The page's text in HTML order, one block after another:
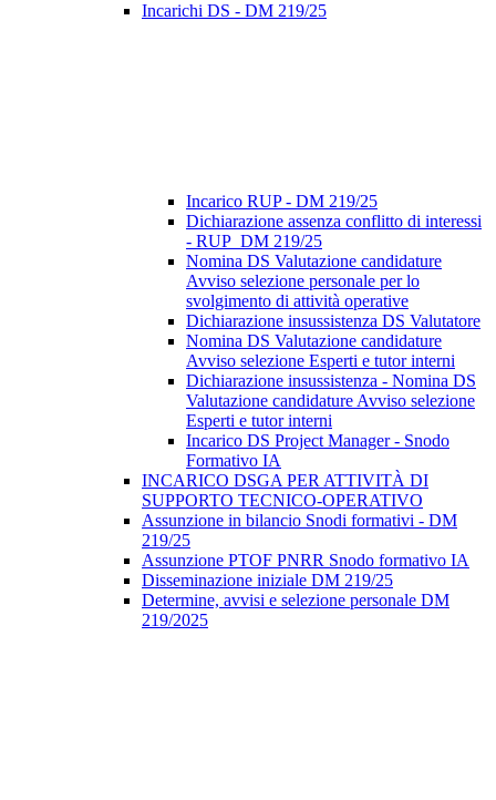
Incarichi DS - DM 219/25
Incarico RUP - DM 219/25
Dichiarazione assenza conflitto di interessi
- RUP_DM 219/25
Nomina DS Valutazione candidature
Avviso selezione personale per lo
svolgimento di attività operative
Dichiarazione insussistenza DS Valutatore
Nomina DS Valutazione candidature
Avviso selezione Esperti e tutor interni
Dichiarazione insussistenza - Nomina DS
Valutazione candidature Avviso selezione
Esperti e tutor interni
Incarico DS Project Manager - Snodo
Formativo IA
INCARICO DSGA PER ATTIVITÀ DI
SUPPORTO TECNICO-OPERATIVO
Assunzione in bilancio Snodi formativi - DM
219/25
Assunzione PTOF PNRR Snodo formativo IA
Disseminazione iniziale DM 219/25
Determine, avvisi e selezione personale DM
219/2025